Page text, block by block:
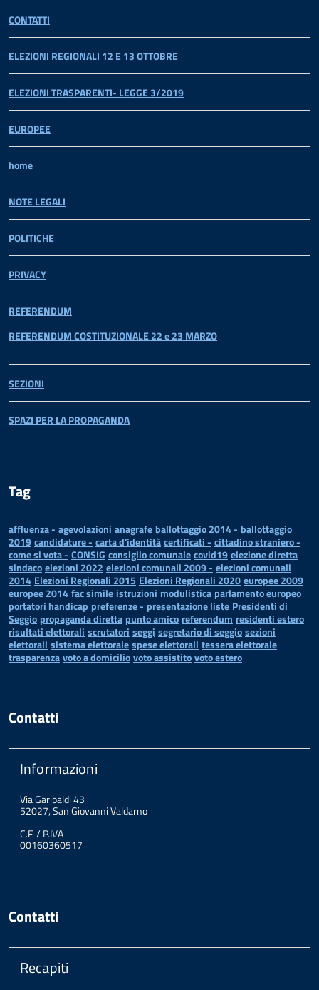
CONTATTI
ELEZIONI REGIONALI 12 E 13 OTTOBRE
ELEZIONI TRASPARENTI- LEGGE 3/2019
EUROPEE
home
NOTE LEGALI
POLITICHE
PRIVACY
REFERENDUM
REFERENDUM COSTITUZIONALE 22 e 23 MARZO
SEZIONI
SPAZI PER LA PROPAGANDA
Tag
affluenza - agevolazioni anagrafe ballottaggio 2014 - ballottaggio
2019candidature - carta d'identitàcertificati - cittadino straniero -
come si vota - CONSIG consiglio comunalecovid19elezione diretta
sindacoelezioni 2022 elezioni comunali 2009 - elezioni comunali
2014 Elezioni Regionali 2015 Elezioni Regionali 2020europee 2009
europee 2014fac simile istruzioni modulistica parlamento europeo
portatori handicap preferenze - presentazione liste Presidenti di
Seggio propaganda diretta punto amico referendum residenti estero
risultati elettorali scrutatori seggi segretario di seggiosezioni
elettorali sistema elettoralespese elettorali tessera elettorale
trasparenzavoto a domiciliovoto assistitovoto estero
Contatti
Informazioni
Via Garibaldi 43
52027, San Giovanni Valdarno
C.F. / P.IVA
00160360517
Contatti
Recapiti